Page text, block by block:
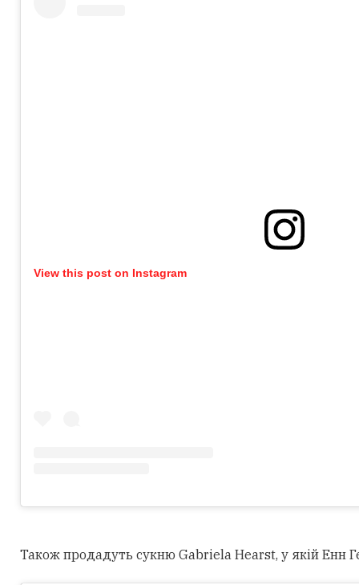
View this post on Instagram
Також продадуть сукню Gabriela Hearst, у якій Енн